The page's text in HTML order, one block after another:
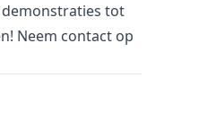
tot
Neem contact op